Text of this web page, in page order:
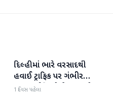
રાષ્ટ્રીય
દિલ્હીમાં ભારે વરસાદથી
હવાઈ ટ્રાફિક પર ગંભીર
અસર; ઈન્ડિગોએ મુસાફરો
1 દિવસ પહેલા